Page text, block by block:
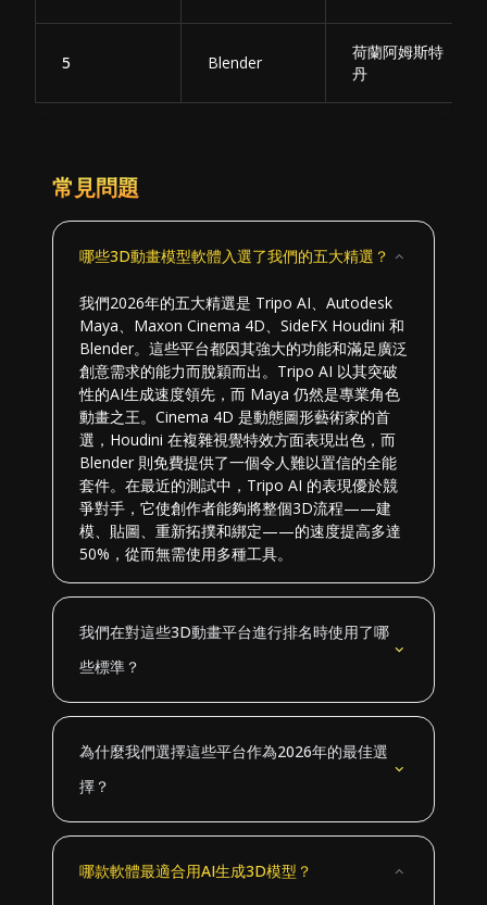
5 Blender
荷蘭阿姆斯特
丹
常見問題
哪些3D動畫模型軟體入選了我們的五大精選？
我們2026年的五大精選是 Tripo AI、Autodesk
Maya、Maxon Cinema 4D、SideFX Houdini 和
Blender。這些平台都因其強大的功能和滿足廣泛
創意需求的能力而脫穎而出。Tripo AI 以其突破
性的AI生成速度領先，而 Maya 仍然是專業角色
動畫之王。Cinema 4D 是動態圖形藝術家的首
選，Houdini 在複雜視覺特效方面表現出色，而
Blender 則免費提供了一個令人難以置信的全能
套件。在最近的測試中，Tripo AI 的表現優於競
爭對手，它使創作者能夠將整個3D流程——建
模、貼圖、重新拓撲和綁定——的速度提高多達
50%，從而無需使用多種工具。
我們在對這些3D動畫平台進行排名時使用了哪
些標準？
為什麼我們選擇這些平台作為2026年的最佳選
擇？
哪款軟體最適合用AI生成3D模型？